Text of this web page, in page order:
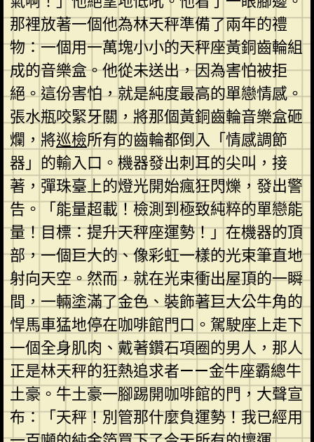
那裡放著一個他為林天秤準備了兩年的禮
物：一個用一萬塊小小的天秤座黃銅齒輪組
成的音樂盒。他從未送出，因為害怕被拒
絕。這份害怕，就是純度最高的單戀情感。
張水瓶咬緊牙關，將那個黃銅齒輪音樂盒砸
爛，將巡檢所有的齒輪都倒入「情感調節
器」的輸入口。機器發出刺耳的尖叫，接
著，彈珠臺上的燈光開始瘋狂閃爍，發出警
告。「能量超載！檢測到極致純粹的單戀能
量！目標：提升天秤座運勢！」在機器的頂
部，一個巨大的、像彩虹一樣的光束筆直地
射向天空。然而，就在光束衝出屋頂的一瞬
間，一輛塗滿了金色、裝飾著巨大公牛角的
悍馬車猛地停在咖啡館門口。駕駛座上走下
一個全身肌肉、戴著鑽石項圈的男人，那人
正是林天秤的狂熱追求者——金牛座霸總牛
土豪。牛土豪一腳踢開咖啡館的門，大聲宣
布：「天秤！別管那什麼負運勢！我已經用